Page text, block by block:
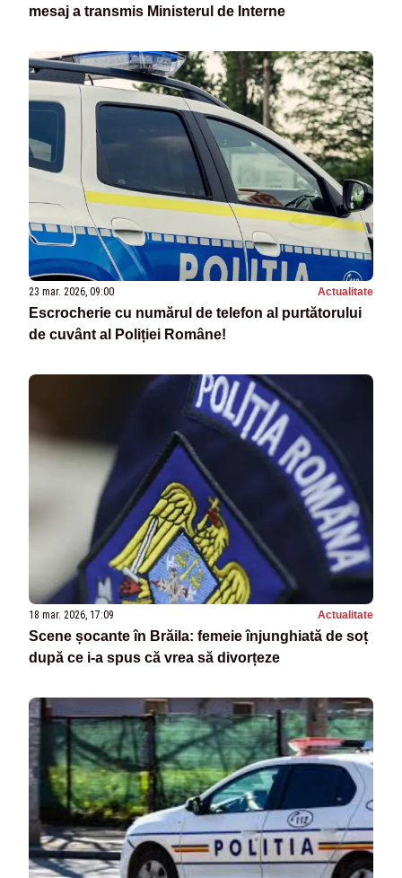
mesaj a transmis Ministerul de Interne
23 mar. 2026, 09:00 Actualitate
Escrocherie cu numărul de telefon al purtătorului
de cuvânt al Poliției Române!
18 mar. 2026, 17:09 Actualitate
Scene șocante în Brăila: femeie înjunghiată de soț
după ce i-a spus că vrea să divorțeze